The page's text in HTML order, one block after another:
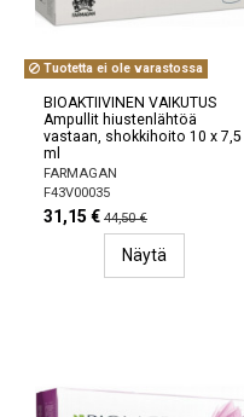
Tuotetta ei ole varastossa
BIOAKTIIVINEN VAIKUTUS
Ampullit hiustenlähtöä
vastaan, shokkihoito 10 x 7,5
ml
FARMAGAN
F43V00035
31,15 € 44,50 €
Näytä